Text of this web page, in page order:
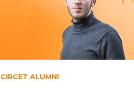
CIRCET ALUMNI